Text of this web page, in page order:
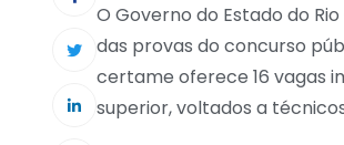
O Governo do Estado do
das provas do concurso
certame oferece 16 vagas
superior, voltados a